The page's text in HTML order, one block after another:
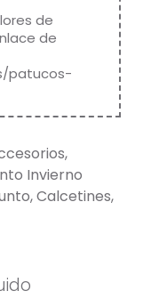
de
de
patucos-
,
Invierno
,Calcetines,